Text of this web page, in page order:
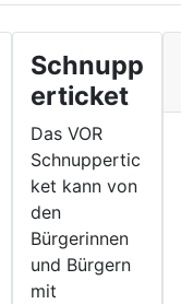
Schnupp
erticket
Das VOR
Schnuppertic
ket kann von
den
Bürgerinnen
und Bürgern
mit